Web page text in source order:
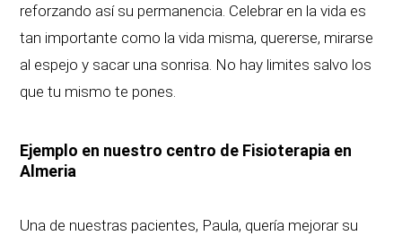
reforzando así su permanencia. Celebrar en la vida es
tan importante como la vida misma, quererse, mirarse
al espejo y sacar una sonrisa. No hay limites salvo los
que tu mismo te pones.
Ejemplo en nuestro centro de Fisioterapia en
Almeria
Una de nuestras pacientes, Paula, quería mejorar su